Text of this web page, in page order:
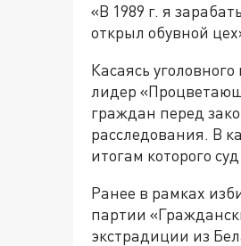
«В 1989 г. я
открыл обувной
Касаясь
лидер
граждан перед
расследования. В
итогам которого
Ранее в рамках
партии
экстрадиции из